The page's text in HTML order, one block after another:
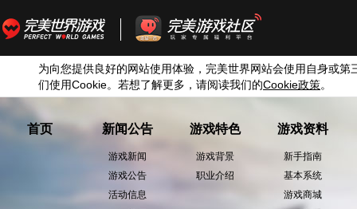
为向您提供良好的网站使用体验，完美世界网站会使用自身或第
们使用Cookie。若想了解更多，请阅读我们的Cookie政策。
首页 新闻公告
游戏新闻
游戏公告
活动信息
游戏特色
游戏背景
职业介绍
游戏资料
新手指南
基本系统
游戏商城